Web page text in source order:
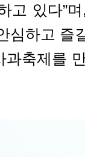
고 있다”
심하고 즐
축제를